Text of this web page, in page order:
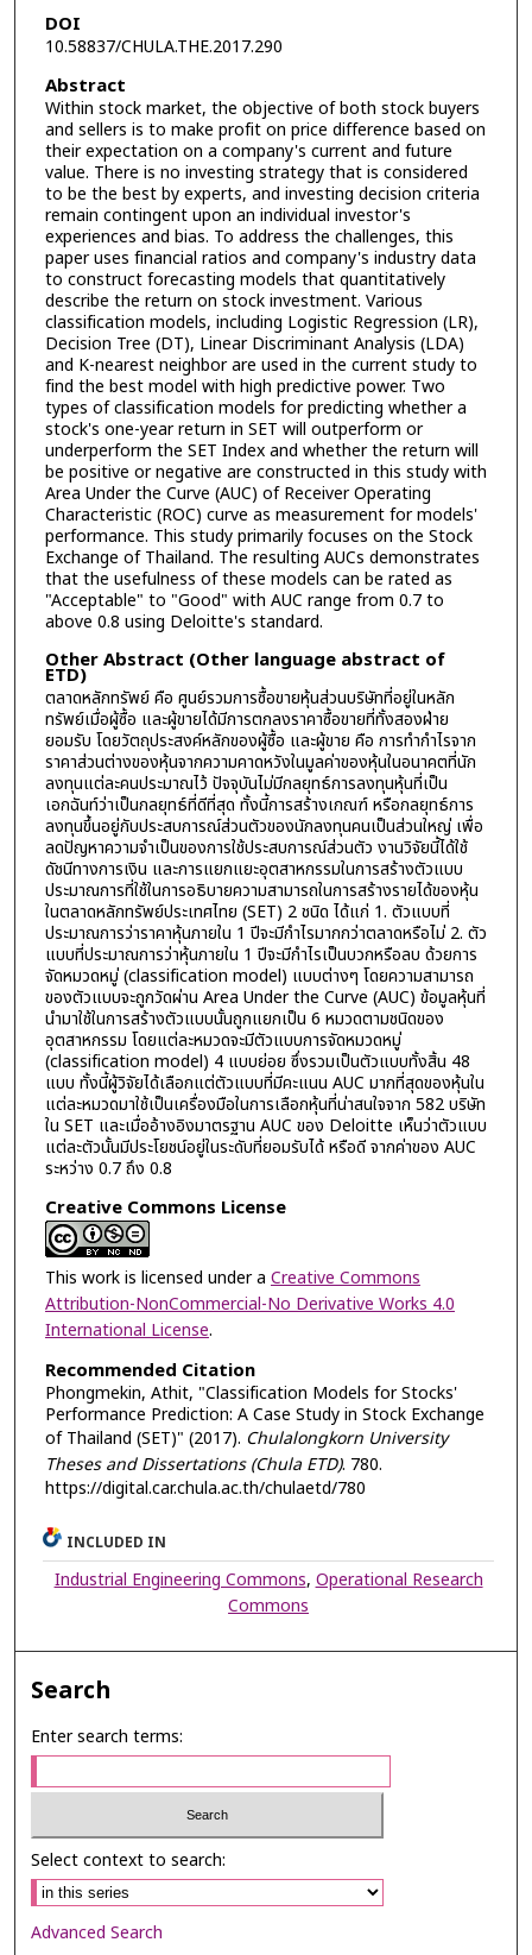
DOI
10.58837/CHULA.THE.2017.290
Abstract
Within stock market, the objective of both stock buyers
and sellers is to make profit on price difference based on
their expectation on a company's current and future
value. There is no investing strategy that is considered
to be the best by experts, and investing decision criteria
remain contingent upon an individual investor's
experiences and bias. To address the challenges, this
paper uses financial ratios and company's industry data
to construct forecasting models that quantitatively
describe the return on stock investment. Various
classification models, including Logistic Regression (LR),
Decision Tree (DT), Linear Discriminant Analysis (LDA)
and K-nearest neighbor are used in the current study to
find the best model with high predictive power. Two
types of classification models for predicting whether a
stock's one-year return in SET will outperform or
underperform the SET Index and whether the return will
be positive or negative are constructed in this study with
Area Under the Curve (AUC) of Receiver Operating
Characteristic (ROC) curve as measurement for models'
performance. This study primarily focuses on the Stock
Exchange of Thailand. The resulting AUCs demonstrates
that the usefulness of these models can be rated as
"Acceptable" to "Good" with AUC range from 0.7 to
above 0.8 using Deloitte's standard.
Other Abstract (Other language abstract of
ETD)
ตลาดหลักทรัพย์ คือ ศูนย์รวมการซื้อขายหุ้นส่วนบริษัทที่อยู่ในหลัก
ทรัพย์เมื่อผู้ซื้อ และผู้ขายได้มีการตกลงราคาซื้อขายที่ทั้งสองฝ่าย
ยอมรับ โดยวัตถุประสงค์หลักของผู้ซื้อ และผู้ขาย คือ การทำกำไรจาก
ราคาส่วนต่างของหุ้นจากความคาดหวังในมูลค่าของหุ้นในอนาคตที่นัก
ลงทุนแต่ละคนประมาณไว้ ปัจจุบันไม่มีกลยุทธ์การลงทุนหุ้นที่เป็น
เอกฉันท์ว่าเป็นกลยุทธ์ที่ดีที่สุด ทั้งนี้การสร้างเกณฑ์ หรือกลยุทธ์การ
ลงทุนขึ้นอยู่กับประสบการณ์ส่วนตัวของนักลงทุนคนเป็นส่วนใหญ่ เพื่อ
ลดปัญหาความจำเป็นของการใช้ประสบการณ์ส่วนตัว งานวิจัยนี้ได้ใช้
ดัชนีทางการเงิน และการแยกแยะอุตสาหกรรมในการสร้างตัวแบบ
ประมาณการที่ใช้ในการอธิบายความสามารถในการสร้างรายได้ของหุ้น
ในตลาดหลักทรัพย์ประเทศไทย (SET) 2 ชนิด ได้แก่ 1. ตัวแบบที่
ประมาณการว่าราคาหุ้นภายใน 1 ปีจะมีกำไรมากกว่าตลาดหรือไม่ 2. ตัว
แบบที่ประมาณการว่าหุ้นภายใน 1 ปีจะมีกำไรเป็นบวกหรือลบ ด้วยการ
จัดหมวดหมู่ (classification model) แบบต่างๆ โดยความสามารถ
ของตัวแบบจะถูกวัดผ่าน Area Under the Curve (AUC) ข้อมูลหุ้นที่
นำมาใช้ในการสร้างตัวแบบนั้นถูกแยกเป็น 6 หมวดตามชนิดของ
อุตสาหกรรม โดยแต่ละหมวดจะมีตัวแบบการจัดหมวดหมู่
(classification model) 4 แบบย่อย ซึ่งรวมเป็นตัวแบบทั้งสิ้น 48
แบบ ทั้งนี้ผู้วิจัยได้เลือกแต่ตัวแบบที่มีคะแนน AUC มากที่สุดของหุ้นใน
แต่ละหมวดมาใช้เป็นเครื่องมือในการเลือกหุ้นที่น่าสนใจจาก 582 บริษัท
ใน SET และเมื่ออ้างอิงมาตรฐาน AUC ของ Deloitte เห็นว่าตัวแบบ
แต่ละตัวนั้นมีประโยชน์อยู่ในระดับที่ยอมรับได้ หรือดี จากค่าของ AUC
ระหว่าง 0.7 ถึง 0.8
Creative Commons License
This work is licensed under a Creative Commons
Attribution-NonCommercial-No Derivative Works 4.0
International License.
Recommended Citation
Phongmekin, Athit, "Classification Models for Stocks'
Performance Prediction: A Case Study in Stock Exchange
of Thailand (SET)" (2017). Chulalongkorn University
Theses and Dissertations (Chula ETD). 780.
https://digital.car.chula.ac.th/chulaetd/780
INCLUDED IN
Industrial Engineering Commons, Operational Research
Commons
Search
Enter search terms:
Select context to search:
Advanced Search